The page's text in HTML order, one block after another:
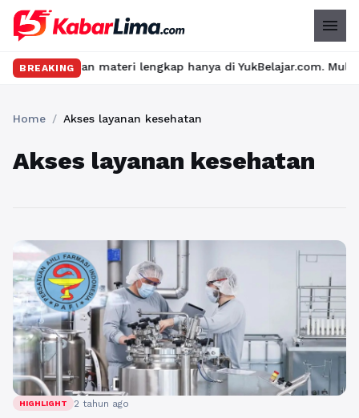
menu
BREAKING
dan materi lengkap hanya di YukBelajar.com. Mulai
Home / Akses layanan kesehatan
Akses layanan kesehatan
HIGHLIGHT 2 tahun ago